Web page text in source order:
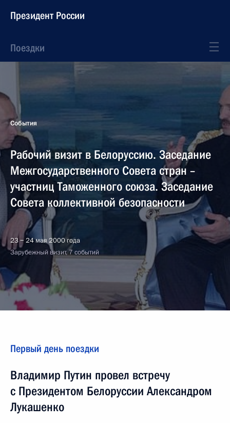
Президент России
Поездки
События
Рабочий визит в Белоруссию. Заседание
Межгосударственного Совета стран –
участниц Таможенного союза. Заседание
Совета коллективной безопасности
23 − 24 мая 2000 года
Зарубежный визит, 7 событий
Первый день поездки
Владимир Путин провел встречу
с Президентом Белоруссии Александром
Лукашенко